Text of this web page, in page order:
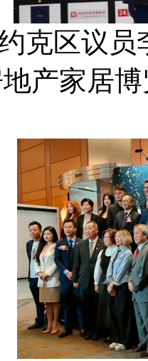
克区议员
产家居